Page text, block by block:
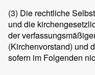
(3) Die rechtliche
und die
der
(Kirchenvorstand) und
sofern im Folgenden